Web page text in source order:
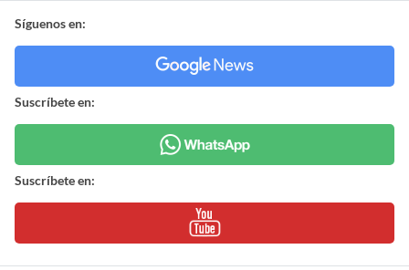
Síguenos en:
Suscríbete en:
Suscríbete en: